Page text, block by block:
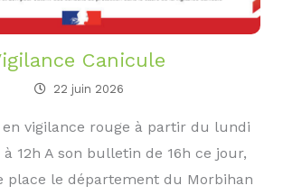
Canicule
22 juin 2026
vigilance rouge à partir du lundi
12h A son bulletin de 16h ce jour,
place le département du Morbihan